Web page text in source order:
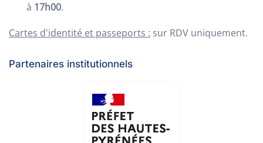
à 17h00.
Cartes d'identité et passeports : sur RDV uniquement.
Partenaires institutionnels